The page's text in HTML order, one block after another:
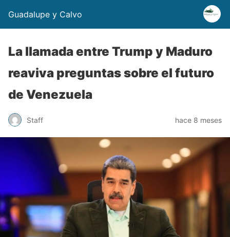
Guadalupe y Calvo
La llamada entre Trump y Maduro
reaviva preguntas sobre el futuro
de Venezuela
Staff hace 8 meses